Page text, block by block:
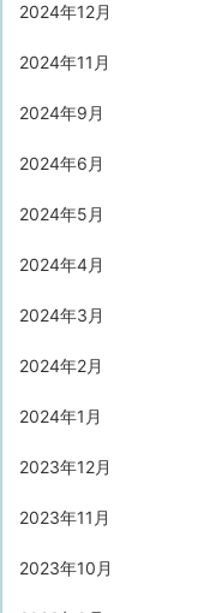
2024年12月
2024年11月
2024年9月
2024年6月
2024年5月
2024年4月
2024年3月
2024年2月
2024年1月
2023年12月
2023年11月
2023年10月